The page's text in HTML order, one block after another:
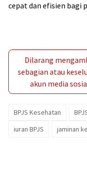
cepat dan efisien bagi
Dilarang
sebagian atau
akun media
BPJS Kesehatan
iuran BPJS
jaminan